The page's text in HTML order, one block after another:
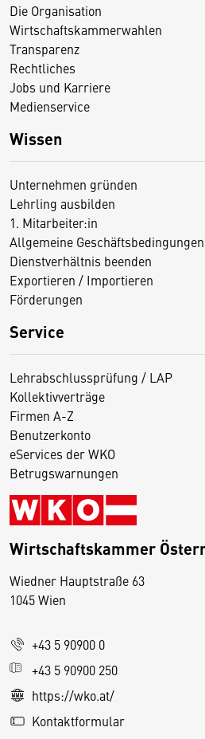
Die Organisation
Wirtschaftskammerwahlen
Transparenz
Rechtliches
Jobs und Karriere
Medienservice
Wissen
Unternehmen gründen
Lehrling ausbilden
1. Mitarbeiter:in
Allgemeine
Dienstverhältnis beenden
Exportieren / Importieren
Förderungen
Service
Lehrabschlussprüfung / LAP
Kollektivverträge
Firmen A-Z
Benutzerkonto
eServices der WKO
Betrugswarnungen
Wirtschaftskammer
Wiedner Hauptstraße 63
1045 Wien
+43 5 90900 0
+43 5 90900 250
https://wko.at/
Kontaktformular
D
s
e
S
e